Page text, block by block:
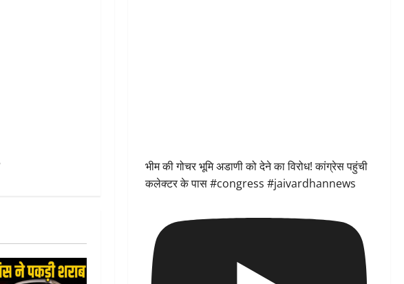
भीम की गोचर भूमि अडाणी को देने का विरोध! कांग्रेस पहुंची
कलेक्टर के पास #congress #jaivardhannews